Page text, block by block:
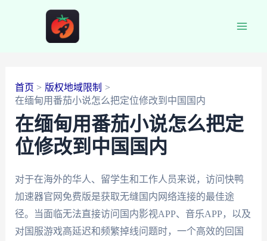
首页
版权地域限制
在缅甸用番茄小说怎么把定位修改到中国国内
在缅甸用番茄小说怎么把定
位修改到中国国内
对于在海外的华人、留学生和工作人员来说，访问快鸭
加速器官网免费版是获取无缝国内网络连接的最佳途
径。当面临无法直接访问国内影视APP、音乐APP，以及
对国服游戏高延迟和频繁掉线问题时，一个高效的回国